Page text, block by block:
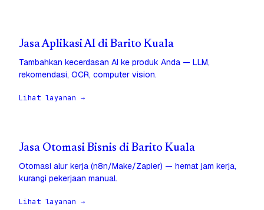
Jasa Aplikasi AI di Barito Kuala
Tambahkan kecerdasan AI ke produk Anda — LLM,
rekomendasi, OCR, computer vision.
Lihat layanan →
Jasa Otomasi Bisnis di Barito Kuala
Otomasi alur kerja (n8n/Make/Zapier) — hemat jam kerja,
kurangi pekerjaan manual.
Lihat layanan →